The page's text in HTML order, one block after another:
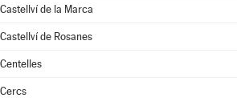
Castellví de la Marca
Castellví de Rosanes
Centelles
Cercs